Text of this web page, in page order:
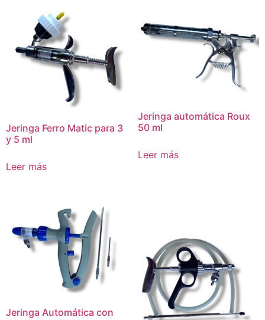
Jeringa Ferro Matic para 3
y 5 ml
Leer más
Jeringa automática Roux
50 ml
Leer más
Jeringa Automática con